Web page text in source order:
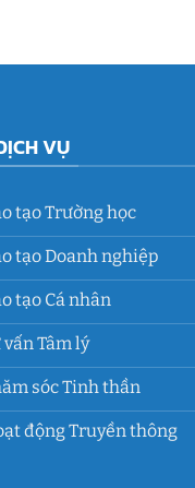
VỤ
tạo Trường học
tạo Doanh nghiệp
tạo Cá nhân
vấn Tâm lý
sóc Tinh thần
động Truyền thông